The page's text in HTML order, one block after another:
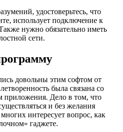
удостоверьтесь, что
использует подключение к
нужно обязательно иметь
сети.
довольны этим софтом от
была связана со
приложения. Дело в том, что
и без желания
интересует вопрос, как
гаджете.